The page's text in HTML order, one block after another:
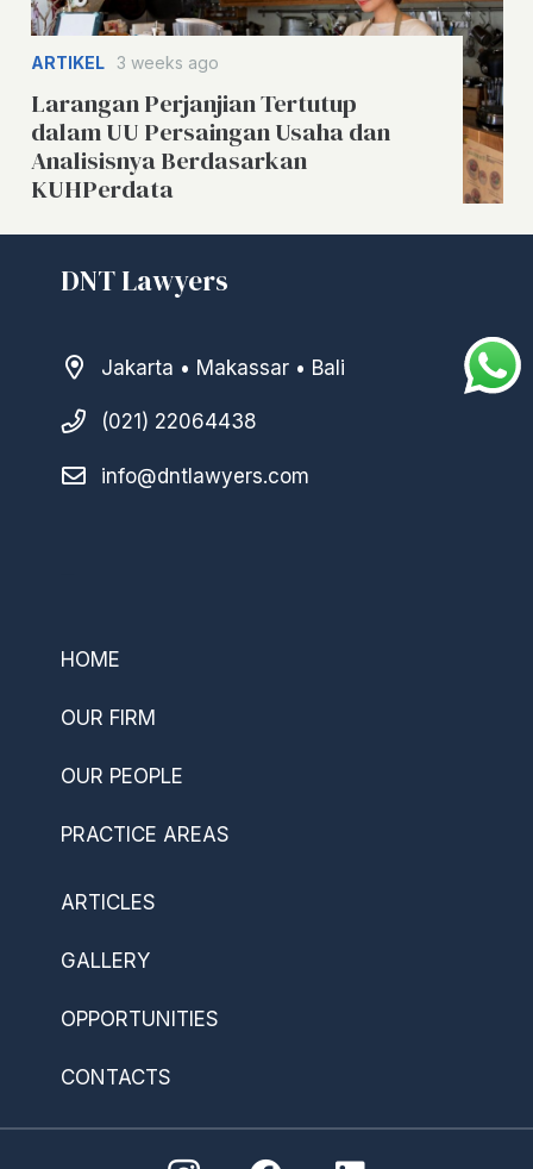
ARTIKEL 3 weeks ago
Larangan Perjanjian Tertutup
dalam UU Persaingan Usaha dan
Analisisnya Berdasarkan
KUHPerdata
DNT Lawyers
Jakarta • Makassar • Bali
(021) 22064438
info@dntlawyers.com
HOME
OUR FIRM
OUR PEOPLE
PRACTICE AREAS
ARTICLES
GALLERY
OPPORTUNITIES
CONTACTS